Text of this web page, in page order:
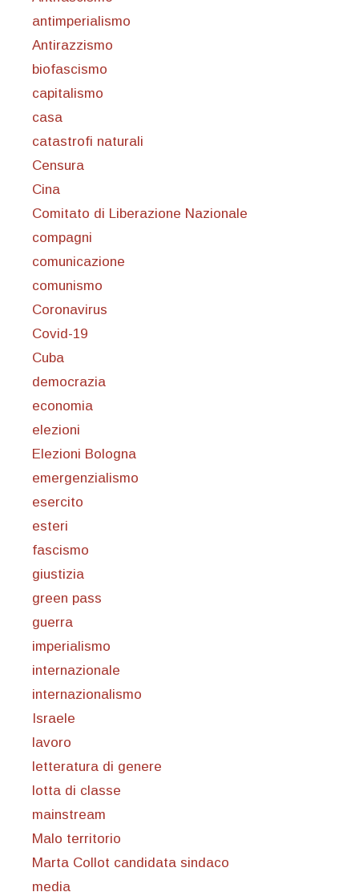
antimperialismo
Antirazzismo
biofascismo
capitalismo
casa
catastrofi naturali
Censura
Cina
Comitato di Liberazione Nazionale
compagni
comunicazione
comunismo
Coronavirus
Covid-19
Cuba
democrazia
economia
elezioni
Elezioni Bologna
emergenzialismo
esercito
esteri
fascismo
giustizia
green pass
guerra
imperialismo
internazionale
internazionalismo
Israele
lavoro
letteratura di genere
lotta di classe
mainstream
Malo territorio
Marta Collot candidata sindaco
media